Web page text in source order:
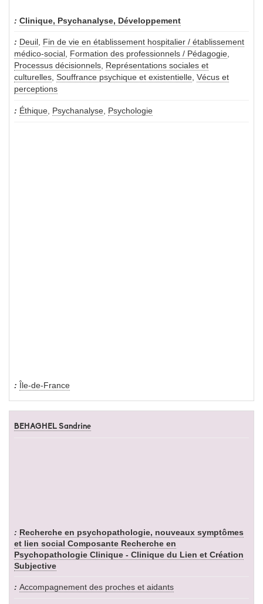
Clinique, Psychanalyse, Développement
Deuil Fin de vie en établissement hospitalier / établissement
médico-social Formation des professionnels / Pédagogie
Processus décisionnels Représentations sociales et
culturelles Souffrance psychique et existentielle Vécus et
perceptions
Éthique Psychanalyse Psychologie
Île-de-France
BEHAGHEL Sandrine
Recherche en psychopathologie, nouveaux symptômes
et lien social Composante Recherche en
Psychopathologie Clinique - Clinique du Lien et Création
Subjective
Accompagnement des proches et aidants